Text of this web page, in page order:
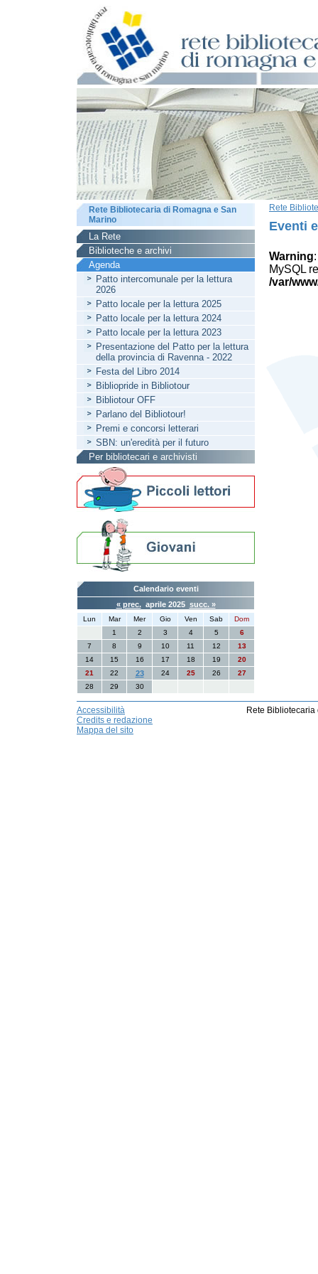
Rete
Eventi
Warning
MySQL
/var/
Rete Bibliotecaria di Romagna e San
Marino
La Rete
Biblioteche e archivi
Agenda
Patto intercomunale per la lettura
2026
Patto locale per la lettura 2025
Patto locale per la lettura 2024
Patto locale per la lettura 2023
Presentazione del Patto per la lettura
della provincia di Ravenna - 2022
Festa del Libro 2014
Bibliopride in Bibliotour
Bibliotour OFF
Parlano del Bibliotour!
Premi e concorsi letterari
SBN: un'eredità per il futuro
Per bibliotecari e archivisti
Calendario eventi
« prec.aprile 2025 succ. »
Lun Mar Mer Gio Ven Sab
Dom
1
2 3 4 5
6
7
8 9 10 11 12
13
14
15 16 17 18 19
20
21
22 23 24 25 26
27
28
29 30
Accessibilità
Credits e redazione
Mappa del sito
Rete